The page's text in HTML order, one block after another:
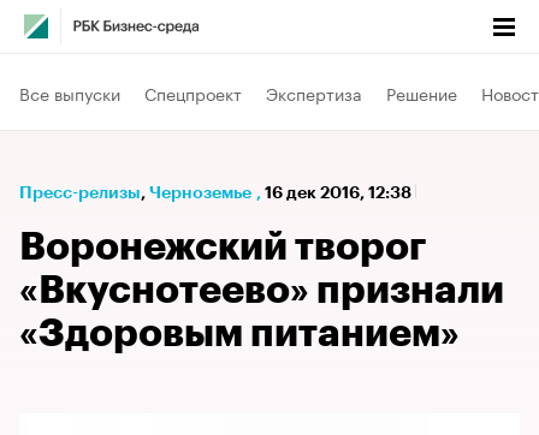
Все выпуски Спецпроект Экспертиза Решение
Пресс-релизы⁠, Черноземье , 16 дек 2016, 12:38
Воронежский творог
«Вкуснотеево» признали
«Здоровым питанием»